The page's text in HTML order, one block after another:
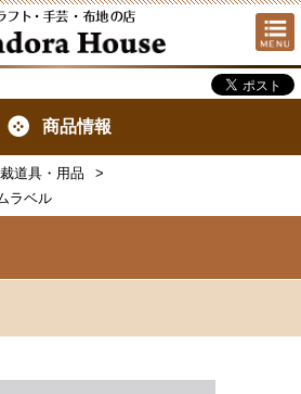
商品情報
道具・用品
ラベル